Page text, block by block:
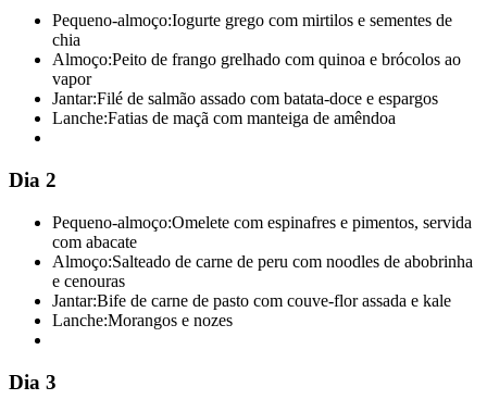
Pequeno-almoço:Iogurte grego com mirtilos e sementes de
chia
Almoço:Peito de frango grelhado com quinoa e brócolos ao
vapor
Jantar:Filé de salmão assado com batata-doce e espargos
Lanche:Fatias de maçã com manteiga de amêndoa
Dia 2
Pequeno-almoço:Omelete com espinafres e pimentos, servida
com abacate
Almoço:Salteado de carne de peru com noodles de abobrinha
e cenouras
Jantar:Bife de carne de pasto com couve-flor assada e kale
Lanche:Morangos e nozes
Dia 3